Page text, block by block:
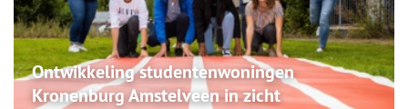
Ontwikkeling studentenwoningen
Kronenburg Amstelveen in zicht